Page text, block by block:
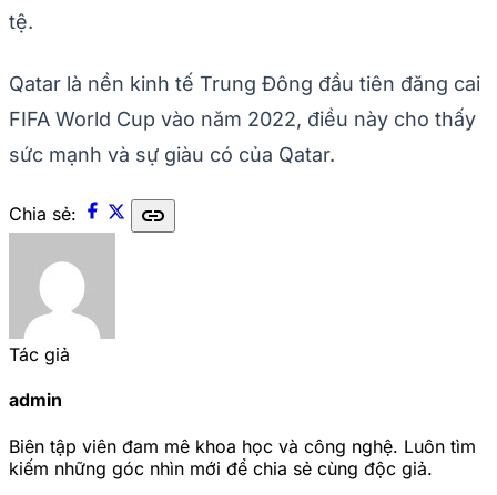
tệ.
Qatar là nền kinh tế Trung Đông đầu tiên đăng cai
FIFA World Cup vào năm 2022, điều này cho thấy
sức mạnh và sự giàu có của Qatar.
Chia sẻ: link
Tác giả
admin
Biên tập viên đam mê khoa học và công nghệ. Luôn tìm
kiếm những góc nhìn mới để chia sẻ cùng độc giả.